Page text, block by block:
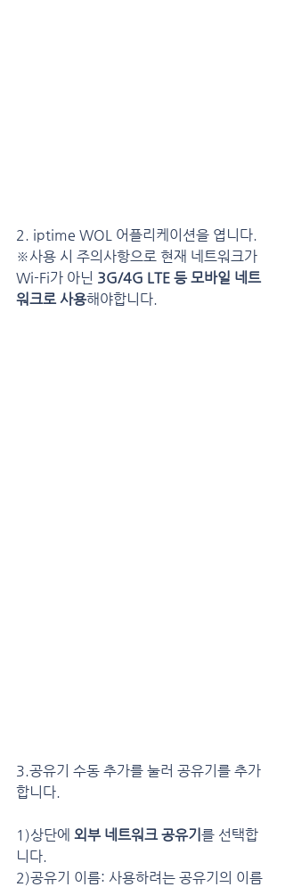
2. iptime WOL 어플리케이션을 엽니다.
※사용 시 주의사항으로 현재 네트워크가
Wi-Fi가 아닌 3G/4G LTE 등 모바일 네트
워크로 사용해야합니다.
3.공유기 수동 추가를 눌러 공유기를 추가
합니다.
1)상단에 외부 네트워크 공유기 를 선택합
니다.
2)공유기 이름: 사용하려는 공유기의 이름